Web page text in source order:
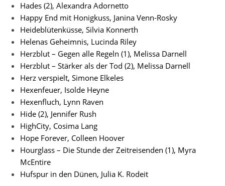
Hades (2), Alexandra Adornetto
Happy End mit Honigkuss, Janina Venn-Rosky
Heideblütenküsse, Silvia Konnerth
Helenas Geheimnis, Lucinda Riley
Herzblut – Gegen alle Regeln (1), Melissa Darnell
Herzblut – Stärker als der Tod (2), Melissa Darnell
Herz verspielt, Simone Elkeles
Hexenfeuer, Isolde Heyne
Hexenfluch, Lynn Raven
Hide (2), Jennifer Rush
HighCity, Cosima Lang
Hope Forever, Colleen Hoover
Hourglass – Die Stunde der Zeitreisenden (1), Myra
McEntire
Hufspur in den Dünen, Julia K. Rodeit